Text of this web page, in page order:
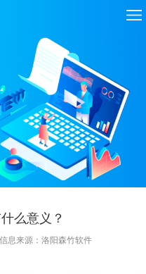
么意义？
信息来源：洛阳森竹软件